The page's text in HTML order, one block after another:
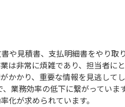
や見積書、支払明細書をやり取
は非常に煩雑であり、担当者に
かかり、重要な情報を見逃して
業務効率の低下に繋がっていま
化が求められています。